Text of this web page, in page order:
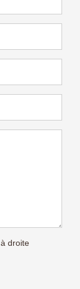
droite